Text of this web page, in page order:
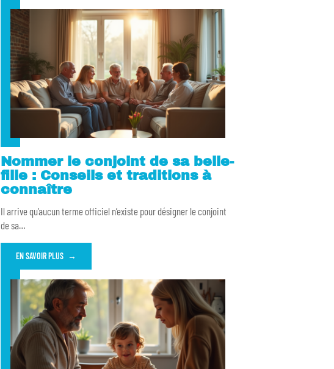
Nommer le conjoint de sa belle-
fille : Conseils et traditions à
connaître
Il arrive qu’aucun terme officiel n’existe pour désigner le conjoint
de sa…
EN SAVOIR PLUS